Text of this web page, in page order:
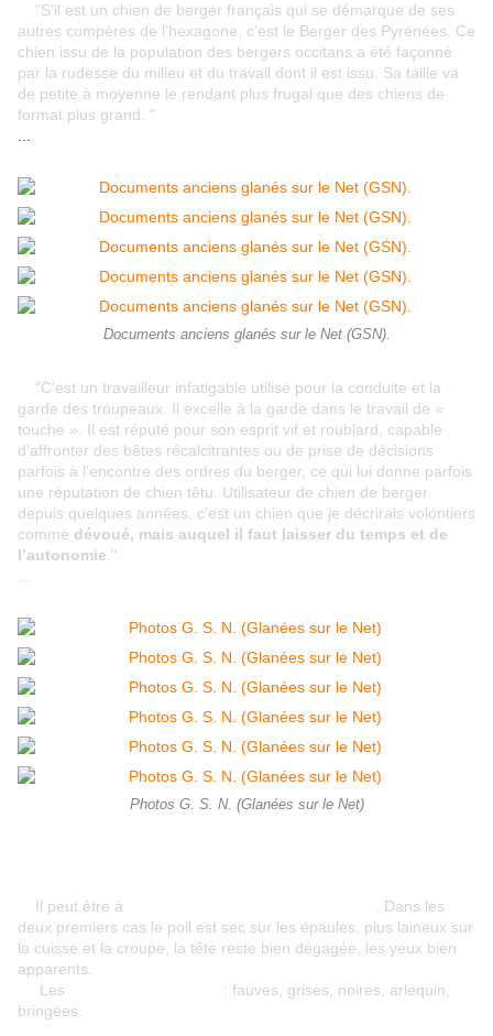
"S’il est un chien de berger français qui se démarque de ses
autres compères de l’hexagone, c’est le Berger des Pyrénées. Ce
chien issu de la population des bergers occitans a été façonné
par la rudesse du milieu et du travail dont il est issu. Sa taille va
de petite à moyenne le rendant plus frugal que des chiens de
format plus grand. "
Documents anciens glanés sur le Net (GSN).
"C’est un travailleur infatigable utilisé pour la conduite et la
garde des troupeaux. Il excelle à la garde dans le travail de «
touche ». Il est réputé pour son esprit vif et roublard, capable
d’affronter des bêtes récalcitrantes ou de prise de décisions
parfois à l’encontre des ordres du berger, ce qui lui donne parfois
une réputation de chien têtu. Utilisateur de chien de berger
depuis quelques années, c’est un chien que je décrirais volontiers
comme dévoué, mais auquel il faut laisser du temps et de
l’autonomie ."
Photos G. S. N. (Glanées sur le Net)
Il peut être à
. Dans les
deux premiers cas le poil est sec sur les épaules, plus laineux sur
la cuisse et la croupe, la tête reste bien dégagée, les yeux bien
apparents.
Les
: fauves, grises, noires, arlequin,
bringées.